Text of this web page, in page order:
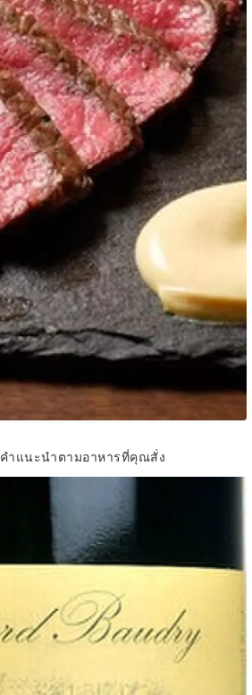
คำแนะนำตามอาหารที่คุณสั่ง